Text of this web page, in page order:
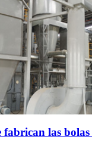
fabrican las